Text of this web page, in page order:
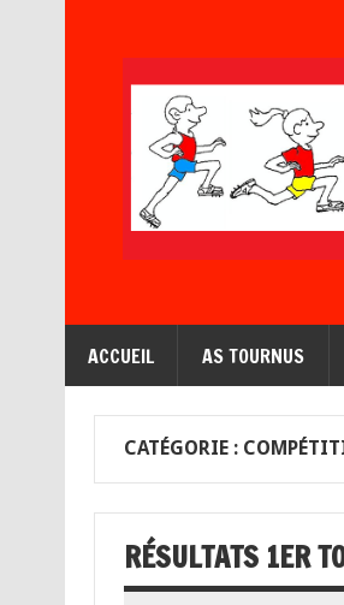
ACCUEIL AS TOURNUS
CATÉGORIE :
RÉSULTATS 1ER